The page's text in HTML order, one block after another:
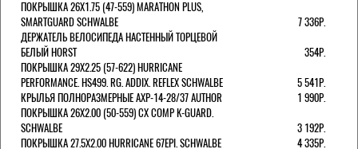
ПОКРЫШКА 26X1.75 (47-559) MARATHON PLUS,
SMARTGUARD SCHWALBE
7 336Р.
ДЕРЖАТЕЛЬ ВЕЛОCИПЕДА НАСТЕННЫЙ ТОРЦЕВОЙ
БЕЛЫЙ HORST
354Р.
ПОКРЫШКА 29X2.25 (57-622) HURRICANE
PERFORMANCE. HS499. RG. ADDIX. REFLEX SCHWALBE
5 541Р.
КРЫЛЬЯ ПОЛНОРАЗМЕРНЫЕ AXP-14-28/37 AUTHOR
1 990Р.
ПОКРЫШКА 26X2.00 (50-559) CX COMP K-GUARD.
SCHWALBE
3 192Р.
ПОКРЫШКА 27.5X2.00 HURRICANE 67EPI. SCHWALBE
4 335Р.